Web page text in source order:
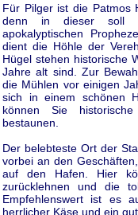
Für Pilger ist die Patmos
denn in dieser soll
apokalyptischen
dient die Höhle der
Hügel stehen historische
Jahre alt sind. Zur
die Mühlen vor einigen
sich in einem schönen
können Sie
bestaunen.
Der belebteste Ort der
vorbei an den
auf den Hafen. Hier
zurücklehnen und die
Empfehlenswert ist es
herrlicher Käse und ein